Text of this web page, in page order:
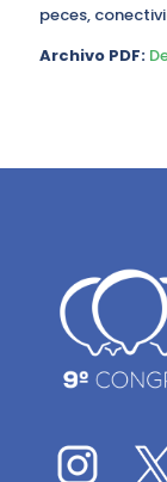
peces,
Archivo PDF: